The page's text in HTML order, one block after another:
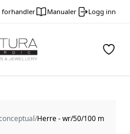
forhandler Manualer Logg inn
/Herre - wr/50/100 m